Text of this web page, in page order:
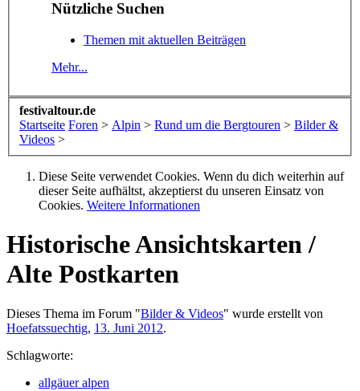
Nützliche Suchen
Themen mit aktuellen Beiträgen
Mehr...
festivaltour.de
Startseite Foren > Alpin > Rund um die Bergtouren > Bilder &
Videos >
Diese Seite verwendet Cookies. Wenn du dich weiterhin auf
dieser Seite aufhältst, akzeptierst du unseren Einsatz von
Cookies. Weitere Informationen
Historische Ansichtskarten /
Alte Postkarten
Dieses Thema im Forum "Bilder & Videos" wurde erstellt von
Hoefatssuechtig, 13. Juni 2012.
Schlagworte:
allgäuer alpen